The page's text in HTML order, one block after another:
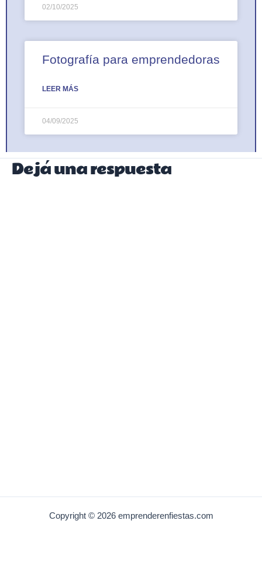
02/10/2025
Fotografía para emprendedoras
LEER MÁS
04/09/2025
Dejá una respuesta
Copyright © 2026 emprenderenfiestas.com